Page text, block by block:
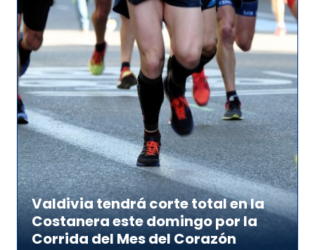
Valdivia tendrá corte total en la
Costanera este domingo por la
Corrida del Mes del Corazón